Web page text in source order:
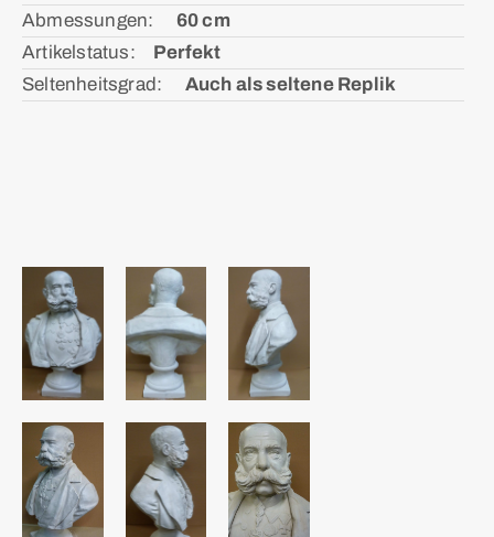
Abmessungen: ᅠ 60 cm
Artikelstatus:ᅠ Perfekt
Seltenheitsgrad: ᅠ Auch als seltene Replik